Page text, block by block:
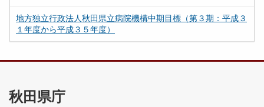
地方独立行政法人秋田県立病院機構中期目標（第３期：平成３
１年度から平成３５年度）
秋田県庁